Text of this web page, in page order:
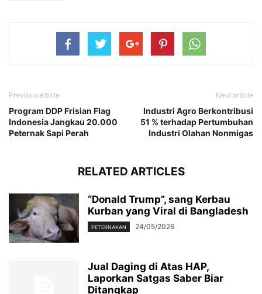
Previous article
Program DDP Frisian Flag
Indonesia Jangkau 20.000
Peternak Sapi Perah
Next article
Industri Agro Berkontribusi
51 % terhadap Pertumbuhan
Industri Olahan Nonmigas
RELATED ARTICLES
“Donald Trump”, sang Kerbau
Kurban yang Viral di Bangladesh
PETERNAKAN 24/05/2026
Jual Daging di Atas HAP,
Laporkan Satgas Saber Biar
Ditangkap